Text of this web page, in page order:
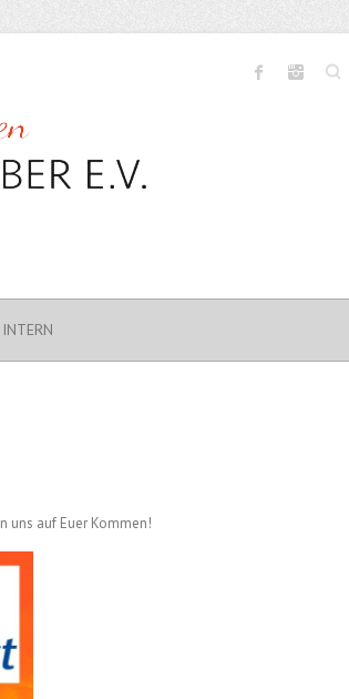
Search
INTERN
uns auf Euer Kommen!